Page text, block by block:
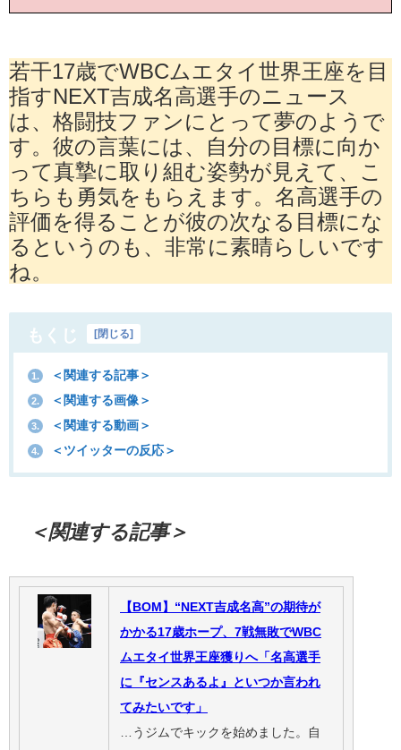
若干17歳でWBCムエタイ世界王座を目
指すNEXT吉成名高選手のニュース
は、格闘技ファンにとって夢のようで
す。彼の言葉には、自分の目標に向か
って真摯に取り組む姿勢が見えて、こ
ちらも勇気をもらえます。名高選手の
評価を得ることが彼の次なる目標にな
るというのも、非常に素晴らしいです
ね。
もくじ [閉じる]
1. ＜関連する記事＞
2. ＜関連する画像＞
3. ＜関連する動画＞
4. ＜ツイッターの反応＞
＜関連する記事＞
【BOM】“NEXT吉成名高”の期待が
かかる17歳ホープ、7戦無敗でWBC
ムエタイ世界王座獲りへ「名高選手
に『センスあるよ』といつか言われ
てみたいです」
…うジムでキックを始めました。自